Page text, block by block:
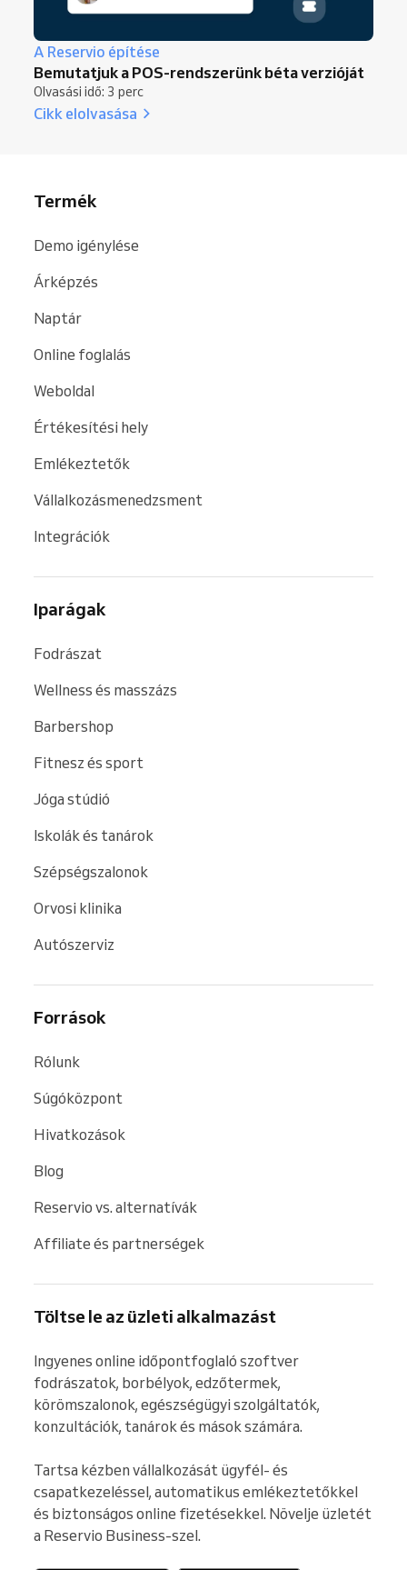
A Reservio építése
Bemutatjuk a POS-rendszerünk béta verzióját
Olvasási idő: 3 perc
Cikk elolvasása
Termék
Demo igénylése
Árképzés
Naptár
Online foglalás
Weboldal
Értékesítési hely
Emlékeztetők
Vállalkozásmenedzsment
Integrációk
Iparágak
Fodrászat
Wellness és masszázs
Barbershop
Fitnesz és sport
Jóga stúdió
Iskolák és tanárok
Szépségszalonok
Orvosi klinika
Autószerviz
Források
Rólunk
Súgóközpont
Hivatkozások
Blog
Reservio vs. alternatívák
Affiliate és partnerségek
Töltse le az üzleti alkalmazást
Ingyenes online időpontfoglaló szoftver
fodrászatok, borbélyok, edzőtermek,
körömszalonok, egészségügyi szolgáltatók,
konzultációk, tanárok és mások számára.
Tartsa kézben vállalkozását ügyfél- és
csapatkezeléssel, automatikus emlékeztetőkkel
és biztonságos online fizetésekkel. Növelje üzletét
a Reservio Business-szel.